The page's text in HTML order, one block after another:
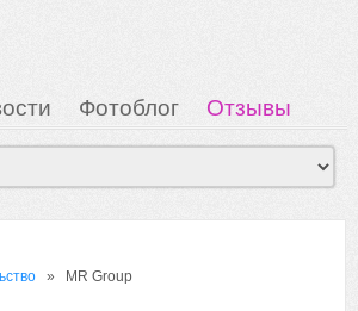
Фотоблог
Отзывы
Мои Картинки Вход
» MR Group